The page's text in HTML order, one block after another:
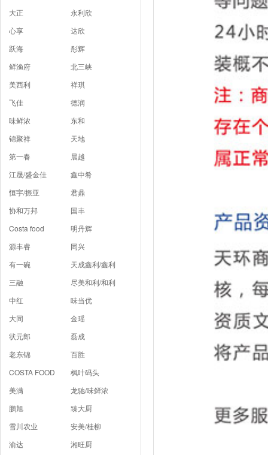
大正
永利欣
心享
达欣
跃海
彤辉
鲜渔府
北三峡
美西利
祥琪
飞佳
德润
味鲜浓
东和
锦聚祥
天地
第一春
晨越
江晟/盛金佳
鑫中肴
恒宇/振亚
君鼎
协和万邦
国丰
Costa food
明丹辉
源丰睿
同兴
有一碗
天成鑫利/鑫利
三融
尽美和利/和利
中红
味当优
大同
金瑶
状元郎
磊成
老东锦
百胜
COSTA FOOD
枫叶码头
美满
龙驰/味鲜浓
鹏旭
臻大厨
雪川农业
安美/桂柳
渝达
湘旺厨